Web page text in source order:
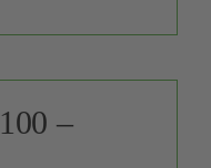
–